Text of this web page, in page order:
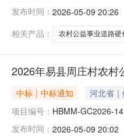
发布时间： 2026-05-09 20:26
相关产品：
农村公益事业道路硬
2026年易县周庄村农村
中标｜中标通知 河北省
项目编号： HBMM-GC2026-14
发布时间： 2026-05-09 20:02